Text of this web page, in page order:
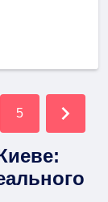
5